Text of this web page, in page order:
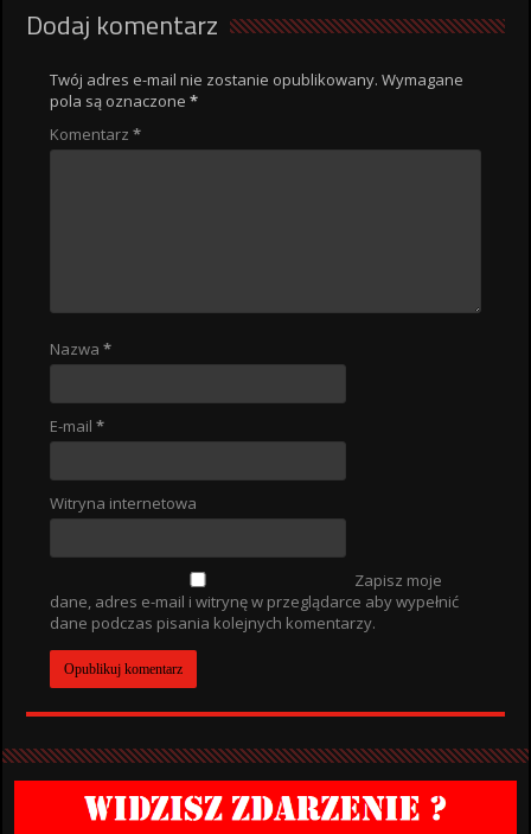
Dodaj komentarz
Twój adres e-mail nie zostanie opublikowany. Wymagane
pola są oznaczone*
Komentarz*
Nazwa*
E-mail*
Witryna internetowa
Zapisz moje
dane, adres e-mail i witrynę w przeglądarce aby wypełnić
dane podczas pisania kolejnych komentarzy.